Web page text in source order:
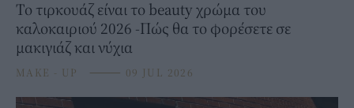
Το τιρκουάζ είναι το beauty χρώμα του
καλοκαιριού 2026 -Πώς θα το φορέσετε σε
μακιγιάζ και νύχια
MAKE - UP ⸻ 09 JUL 2026